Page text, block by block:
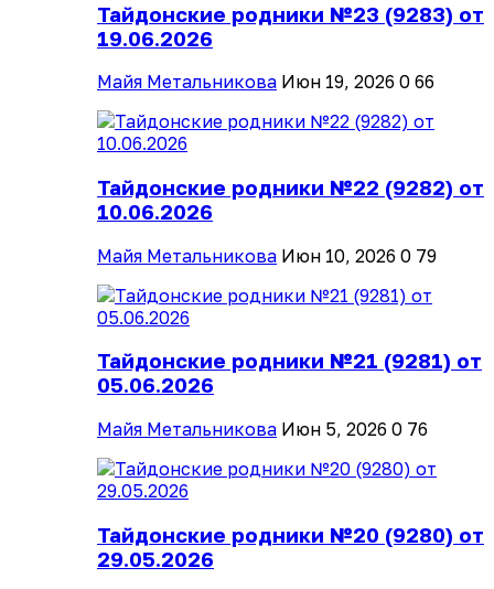
Тайдонские родники №23 (9283) от
19.06.2026
Майя Метальникова Июн 19, 2026 0 66
Тайдонские родники №22 (9282) от
10.06.2026
Майя Метальникова Июн 10, 2026 0 79
Тайдонские родники №21 (9281) от
05.06.2026
Майя Метальникова Июн 5, 2026 0 76
Тайдонские родники №20 (9280) от
29.05.2026